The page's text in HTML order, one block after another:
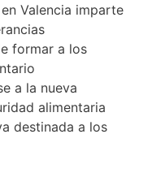
Valencia imparte
formar a los
a la nueva
alimentaria
destinada a los